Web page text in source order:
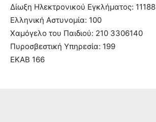
Δίωξη Ηλεκτρονικού Εγκλήματος: 11188
Ελληνική Αστυνομία: 100
Χαμόγελο του Παιδιού: 210 3306140
Πυροσβεστική Υπηρεσία: 199
ΕΚΑΒ 166